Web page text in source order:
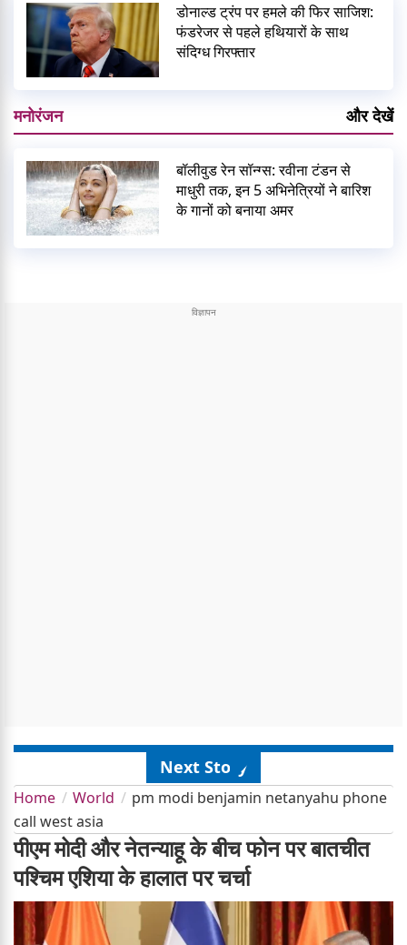
डोनाल्ड ट्रंप पर हमले की फिर साजिश:
फंडरेजर से पहले हथियारों के साथ
संदिग्ध गिरफ्तार
मनोरंजन और देखें
बॉलीवुड रेन सॉन्ग्स: रवीना टंडन से
माधुरी तक, इन 5 अभिनेत्रियों ने बारिश
के गानों को बनाया अमर
Next Story
Home World
pm modi benjamin netanyahu phone
call west asia
पीएम मोदी और नेतन्याहू के बीच फोन पर बातचीत
पश्चिम एशिया के हालात पर चर्चा